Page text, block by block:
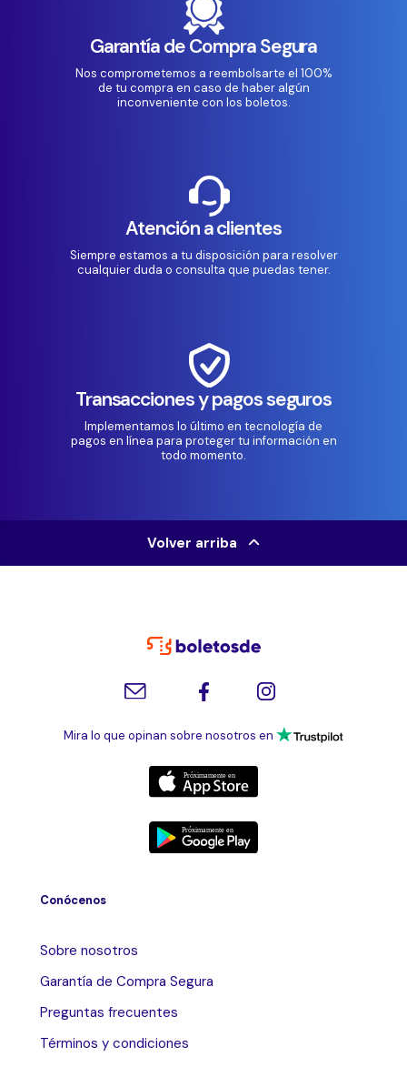
Garantía de Compra Segura
Nos comprometemos a reembolsarte el 100%
de tu compra en caso de haber algún
inconveniente con los boletos.
Atención a clientes
Siempre estamos a tu disposición para resolver
cualquier duda o consulta que puedas tener.
Transacciones y pagos seguros
Implementamos lo último en tecnología de
pagos en línea para proteger tu información en
todo momento.
Volver arriba
Mira lo que opinan sobre nosotros en
Conócenos
Sobre nosotros
Garantía de Compra Segura
Preguntas frecuentes
Términos y condiciones